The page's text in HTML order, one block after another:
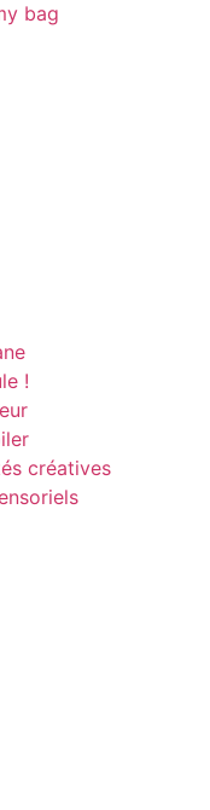
bag
!
créatives